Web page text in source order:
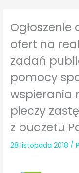
ofert na
zadań
pomocy
wspierania
pieczy
z budżetu
28 listopada 2018 /